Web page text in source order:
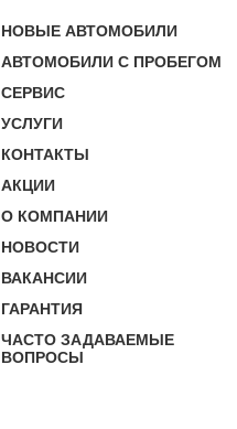
НОВЫЕ АВТОМОБИЛИ
АВТОМОБИЛИ С ПРОБЕГОМ
СЕРВИС
УСЛУГИ
КОНТАКТЫ
АКЦИИ
О КОМПАНИИ
НОВОСТИ
ВАКАНСИИ
ГАРАНТИЯ
ЧАСТО ЗАДАВАЕМЫЕ
ВОПРОСЫ